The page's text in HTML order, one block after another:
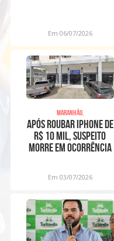
Em 06/07/2026
Maranhão,
Após roubar iPhone de
R$ 10 mil, suspeito
morre em ocorrência
Em 03/07/2026